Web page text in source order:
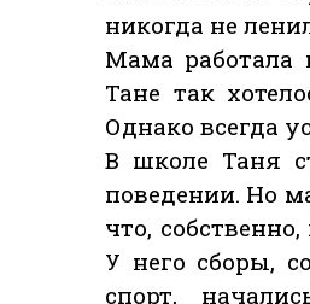
никогда не
Мама работала
Тане так
Однако всегда
В школе Таня
поведении. Но
что,
У него сборы,
спорт,